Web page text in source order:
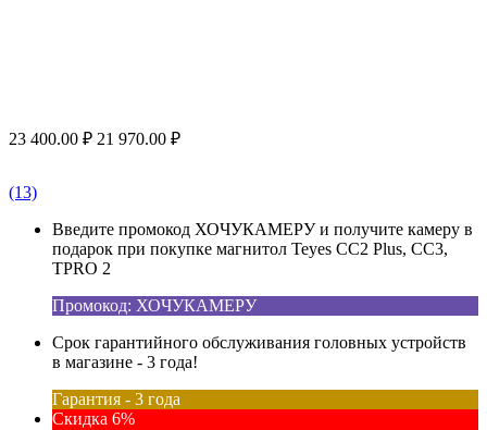
23 400.00 ₽ 21 970.00 ₽
(13)
Введите промокод ХОЧУКАМЕРУ и получите камеру в
подарок при покупке магнитол Teyes CC2 Plus, CC3,
TPRO 2
Промокод: ХОЧУКАМЕРУ
Срок гарантийного обслуживания головных устройств
в магазине - 3 года!
Гарантия - 3 года
Скидка 6%